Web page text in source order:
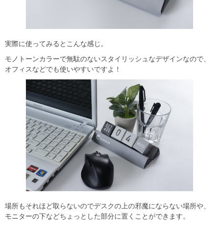
実際に使ってみるとこんな感じ。
モノトーンカラーで無駄のないスタイリッシュなデザインなので、
オフィスなどでも使いやすいですよ！
場所もそれほど取らないのでデスクの上の邪魔にならない場所や、
モニターの下などちょっとした部分に置くことができます。